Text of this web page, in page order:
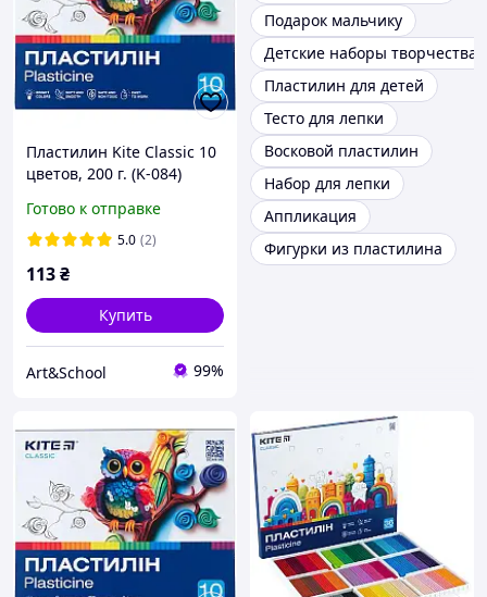
Пластилин Kite Classic 10
цветов, 200 г. (K-084)
Готово к отправке
5.0 (2)
113₴
Купить
Art&School 99%
Подарок мальчику
Детские наборы творчества
Пластилин для детей
Тесто для лепки
Восковой пластилин
Набор для лепки
Аппликация
Фигурки из пластилина